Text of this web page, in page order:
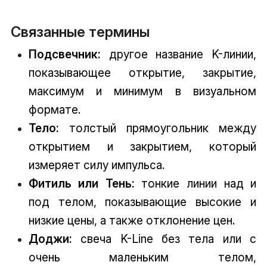
Связанные термины
Подсвечник: другое название K-линии,
показывающее открытие, закрытие,
максимум и минимум в визуальном
формате.
Тело: толстый прямоугольник между
открытием и закрытием, который
измеряет силу импульса.
Фитиль или Тень: тонкие линии над и
под телом, показывающие высокие и
низкие цены, а также отклонение цен.
Доджи: свеча K-Line без тела или с
очень маленьким телом,